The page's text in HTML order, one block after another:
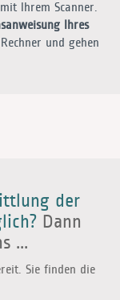
Ihrem Scanner.
Ihres
und gehen
der
Dann
...
Sie finden die